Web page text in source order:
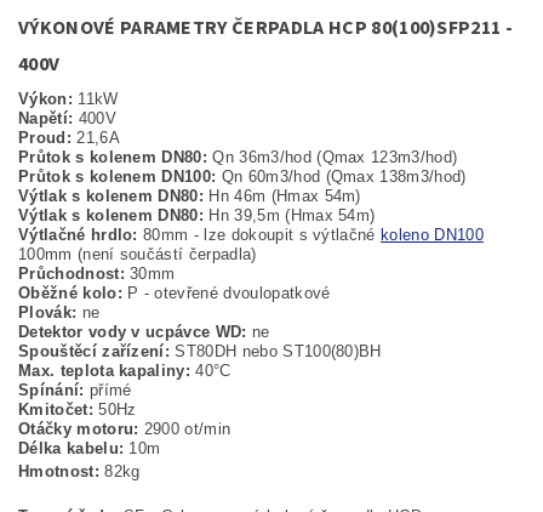
VÝKONOVÉ PARAMETRY ČERPADLA HCP 80(100)SFP211 -
400V
Výkon: 11kW
Napětí: 400V
Proud: 21,6A
Průtok s kolenem DN80: Qn 36m3/hod (Qmax 123m3/hod)
Průtok s kolenem DN100: Qn 60m3/hod (Qmax 138m3/hod)
Výtlak s kolenem DN80: Hn 46m (Hmax 54m)
Výtlak s kolenem DN80: Hn 39,5m (Hmax 54m)
Výtlačné hrdlo:80mm - lze dokoupit s výtlačné koleno DN100
100mm (není součástí čerpadla)
Průchodnost:30mm
Oběžné kolo: P - otevřené dvoulopatkové
Plovák: ne
Detektor vody v ucpávce WD: ne
Spouštěcí zařízení:ST80DH nebo ST100(80)BH
Max. teplota kapaliny:40°C
Spínání: přímé
Kmitočet:50Hz
Otáčky motoru: 2900 ot/min
Délka kabelu: 10m
Hmotnost: 82kg